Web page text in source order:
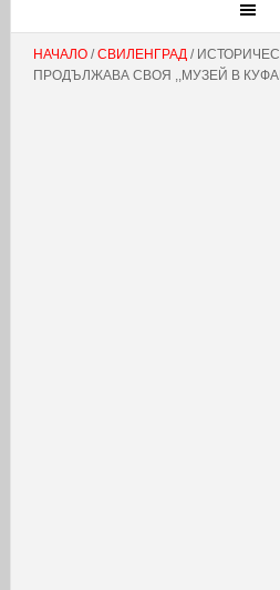
НАЧАЛО/СВИЛЕНГРАД/
ПРОДЪЛЖАВА СВОЯ ,,МУЗЕЙ В